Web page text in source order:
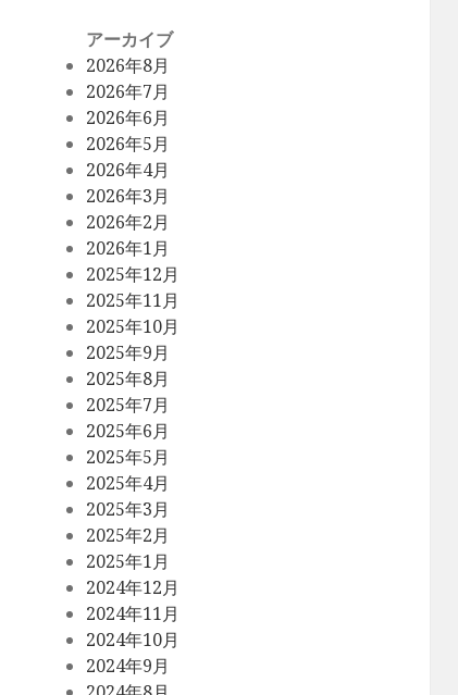
アーカイブ
2026年8月
2026年7月
2026年6月
2026年5月
2026年4月
2026年3月
2026年2月
2026年1月
2025年12月
2025年11月
2025年10月
2025年9月
2025年8月
2025年7月
2025年6月
2025年5月
2025年4月
2025年3月
2025年2月
2025年1月
2024年12月
2024年11月
2024年10月
2024年9月